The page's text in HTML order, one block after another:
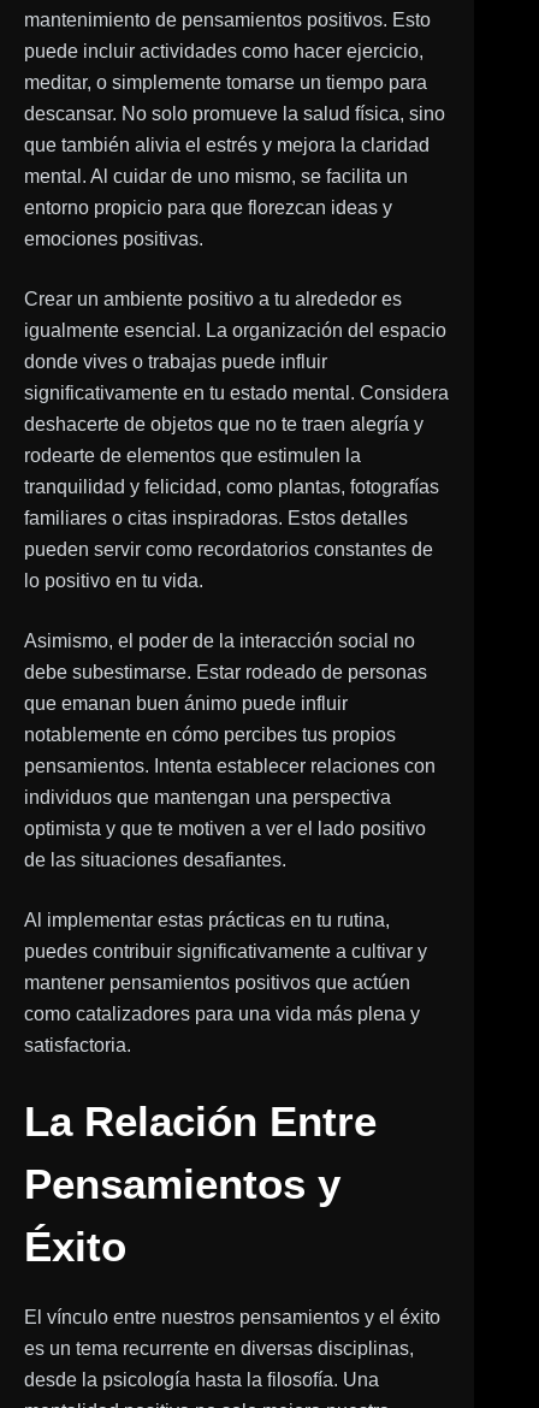
mantenimiento de pensamientos positivos. Esto
puede incluir actividades como hacer ejercicio,
meditar, o simplemente tomarse un tiempo para
descansar. No solo promueve la salud física, sino
que también alivia el estrés y mejora la claridad
mental. Al cuidar de uno mismo, se facilita un
entorno propicio para que florezcan ideas y
emociones positivas.
Crear un ambiente positivo a tu alrededor es
igualmente esencial. La organización del espacio
donde vives o trabajas puede influir
significativamente en tu estado mental. Considera
deshacerte de objetos que no te traen alegría y
rodearte de elementos que estimulen la
tranquilidad y felicidad, como plantas, fotografías
familiares o citas inspiradoras. Estos detalles
pueden servir como recordatorios constantes de
lo positivo en tu vida.
Asimismo, el poder de la interacción social no
debe subestimarse. Estar rodeado de personas
que emanan buen ánimo puede influir
notablemente en cómo percibes tus propios
pensamientos. Intenta establecer relaciones con
individuos que mantengan una perspectiva
optimista y que te motiven a ver el lado positivo
de las situaciones desafiantes.
Al implementar estas prácticas en tu rutina,
puedes contribuir significativamente a cultivar y
mantener pensamientos positivos que actúen
como catalizadores para una vida más plena y
satisfactoria.
La Relación Entre
Pensamientos y
Éxito
El vínculo entre nuestros pensamientos y el éxito
es un tema recurrente en diversas disciplinas,
desde la psicología hasta la filosofía. Una